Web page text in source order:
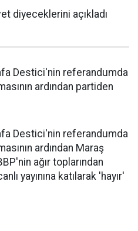
diyeceklerini açıkladı
Destici'nin referandumda
ardından partiden
Destici'nin referandumda
ardından Maraş
ağır toplarından
yayınına katılarak 'hayır'